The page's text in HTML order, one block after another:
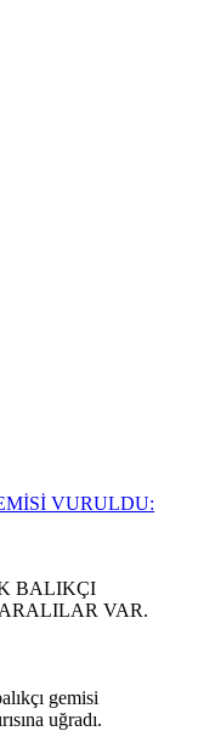
VURULDU:
BALIKÇI
VAR.
gemisi
uğradı.